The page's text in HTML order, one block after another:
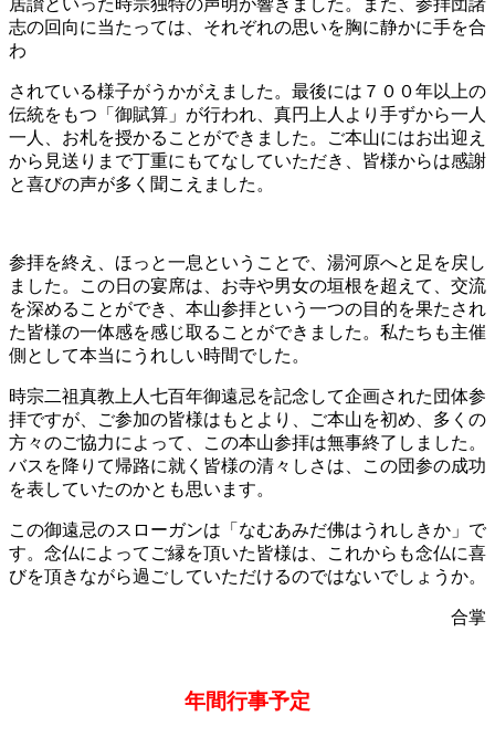
志の回向に当たっては、それぞれの思いを胸に静かに手を合
わ
されている様子がうかがえました。最後には７００年以上の
伝統をもつ「御賦算」が行われ、真円上人より手ずから一人
一人、お札を授かることができました。ご本山にはお出迎え
から見送りまで丁重にもてなしていただき、皆様からは感謝
と喜びの声が多く聞こえました。
参拝を終え、ほっと一息ということで、湯河原へと足を戻し
ました。この日の宴席は、お寺や男女の垣根を超えて、交流
を深めることができ、本山参拝という一つの目的を果たされ
た皆様の一体感を感じ取ることができました。私たちも主催
側として本当にうれしい時間でした。
時宗二祖真教上人七百年御遠忌を記念して企画された団体参
拝ですが、ご参加の皆様はもとより、ご本山を初め、多くの
方々のご協力によって、この本山参拝は無事終了しました。
バスを降りて帰路に就く皆様の清々しさは、この団参の成功
を表していたのかとも思います。
この御遠忌のスローガンは「なむあみだ佛はうれしきか」で
す。念仏によってご縁を頂いた皆様は、これからも念仏に喜
びを頂きながら過ごしていただけるのではないでしょうか。
合掌
年間行事予定